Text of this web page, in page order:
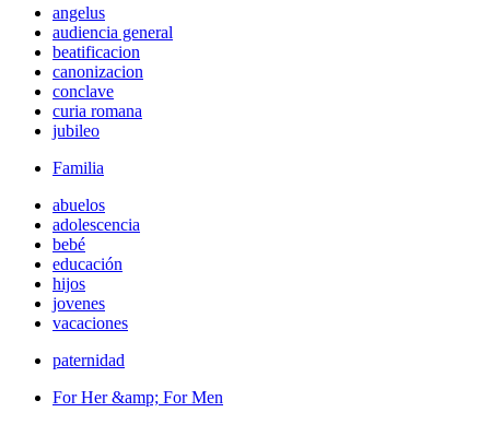
angelus
audiencia general
beatificacion
canonizacion
conclave
curia romana
jubileo
Familia
abuelos
adolescencia
bebé
educación
hijos
jovenes
vacaciones
paternidad
For Her &amp; For Men